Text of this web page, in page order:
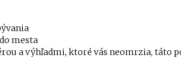
mesta
a výhľadmi, ktoré vás neomrzia, táto